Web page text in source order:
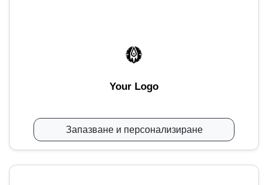
Your Logo
Запазване и персонализиране